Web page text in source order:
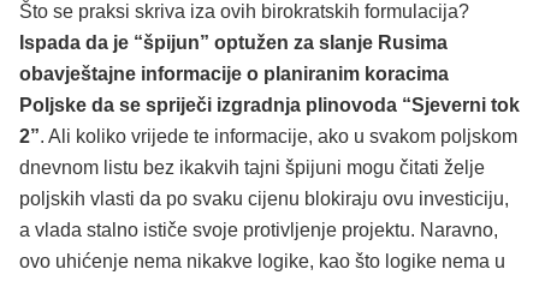
Što se praksi skriva iza ovih birokratskih formulacija?
Ispada da je “špijun” optužen za slanje Rusima
obavještajne informacije o planiranim koracima
Poljske da se spriječi izgradnja plinovoda “Sjeverni tok
2”. Ali koliko vrijede te informacije, ako u svakom poljskom
dnevnom listu bez ikakvih tajni špijuni mogu čitati želje
poljskih vlasti da po svaku cijenu blokiraju ovu investiciju,
a vlada stalno ističe svoje protivljenje projektu. Naravno,
ovo uhićenje nema nikakve logike, kao što logike nema u